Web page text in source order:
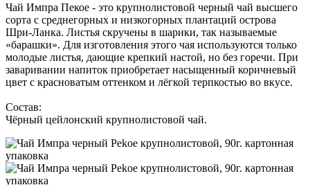
Чай Импра Пекое - это крупнолистовой черный чай высшего
сорта с среднегорных и низкогорных плантаций острова
Шри-Ланка. Листья скручены в шарики, так называемые
«барашки». Для изготовления этого чая используются только
молодые листья, дающие крепкий настой, но без горечи. При
заваривании напиток приобретает насыщенный коричневый
цвет с красноватым оттенком и лёгкой терпкостью во вкусе.
Состав:
Чёрный цейлонский крупнолистовой чай.